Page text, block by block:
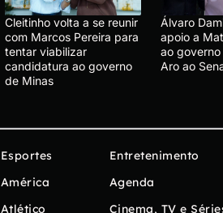
Cleitinho volta a se reunir
com Marcos Pereira para
tentar viabilizar
candidatura ao governo
de Minas
Álvaro
apoio a
ao
Aro ao
Esportes
América
Atlético
Entretenimento
Agenda
Cinema, TV e